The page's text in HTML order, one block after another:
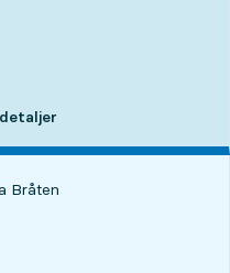
på resan finns
Bråten